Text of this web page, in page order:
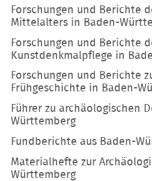
Forschungen und Berichte
Mittelalters in Baden-
Forschungen und Berichte
Kunstdenkmalpflege in
Forschungen und Berichte
Frühgeschichte in Baden-
Führer zu archäologischen
Württemberg
Fundberichte aus Baden-
Materialhefte zur
Württemberg